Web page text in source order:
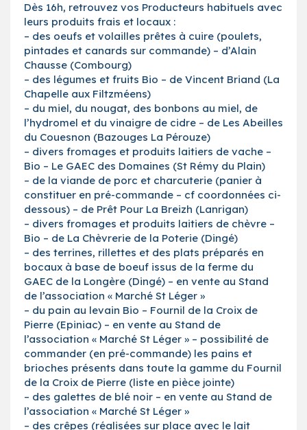
Dès 16h, retrouvez vos Producteurs habituels avec
leurs produits frais et locaux :
– des oeufs et volailles prêtes à cuire (poulets,
pintades et canards sur commande) – d’Alain
Chausse (Combourg)
– des légumes et fruits Bio – de Vincent Briand (La
Chapelle aux Filtzméens)
– du miel, du nougat, des bonbons au miel, de
l’hydromel et du vinaigre de cidre – de Les Abeilles
du Couesnon (Bazouges La Pérouze)
– divers fromages et produits laitiers de vache –
Bio – Le GAEC des Domaines (St Rémy du Plain)
– de la viande de porc et charcuterie (panier à
constituer en pré-commande – cf coordonnées ci-
dessous) – de Prêt Pour La Breizh (Lanrigan)
– divers fromages et produits laitiers de chèvre –
Bio – de La Chèvrerie de la Poterie (Dingé)
– des terrines, rillettes et des plats préparés en
bocaux à base de boeuf issus de la ferme du
GAEC de la Longère (Dingé) – en vente au Stand
de l’association « Marché St Léger »
– du pain au levain Bio – Fournil de la Croix de
Pierre (Epiniac) – en vente au Stand de
l’association « Marché St Léger » – possibilité de
commander (en pré-commande) les pains et
brioches présents dans toute la gamme du Fournil
de la Croix de Pierre (liste en pièce jointe)
– des galettes de blé noir – en vente au Stand de
l’association « Marché St Léger »
– des crêpes (réalisées sur place avec le lait